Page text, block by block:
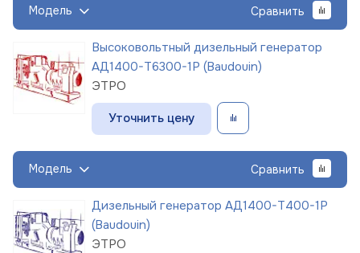
Модель Сравнить
Высоковольтный дизельный генератор
АД1400-Т6300-1Р (Baudouin)
ЭТРО
Уточнить цену
Модель Сравнить
Дизельный генератор АД1400-Т400-1Р
(Baudouin)
ЭТРО